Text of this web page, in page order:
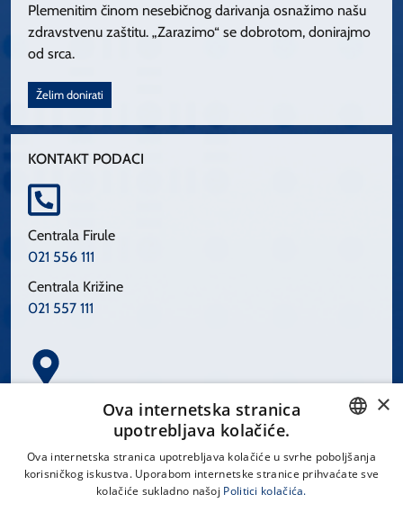
Plemenitim činom nesebičnog darivanja osnažimo našu
zdravstvenu zaštitu. „Zarazimo“ se dobrotom, donirajmo
od srca.
Želim donirati
KONTAKT PODACI
Centrala Firule
021 556 111
Centrala Križine
021 557 111
Spinčićeva 1, 21000 Split
CROATIAN
×
Ova internetska stranica
upotrebljava kolačiće.
Ova internetska stranica upotrebljava kolačiće u svrhe poboljšanja
korisničkog iskustva. Uporabom internetske stranice prihvaćate sve
kolačiće sukladno našoj Politici kolačića.